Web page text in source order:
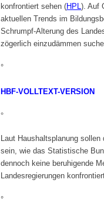
konfrontiert sehen (HPL ). Auf
aktuellen Trends im
Schrumpf-Alterung des
zögerlich einzudämmen
°
HBF-VOLLTEXT-VERSION
°
Laut Haushaltsplanung
sein, wie das Statistische
dennoch keine beruhigende
Landesregierungen
°